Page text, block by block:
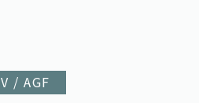
/ AGF